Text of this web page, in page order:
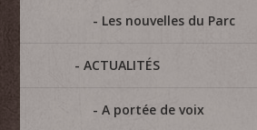
Les nouvelles du Parc
ACTUALITÉS
A portée de voix